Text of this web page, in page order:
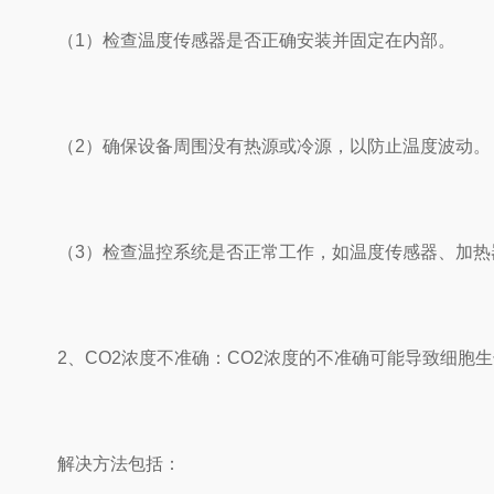
（1）检查温度传感器是否正确安装并固定在内部。
（2）确保设备周围没有热源或冷源，以防止温度波动。
（3）检查温控系统是否正常工作，如温度传感器、加热
2、CO2浓度不准确：CO2浓度的不准确可能导致细胞生
解决方法包括：